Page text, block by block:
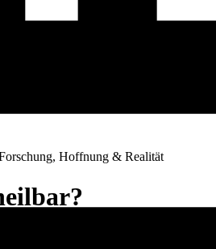
Hoffnung & Realität